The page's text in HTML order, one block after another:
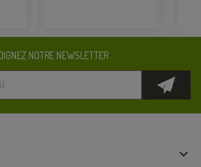
NOTRE NEWSLETTER
